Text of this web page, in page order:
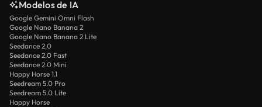
Modelos de IA
Google Gemini Omni Flash
Google Nano Banana 2
Google Nano Banana 2 Lite
Seedance 2.0
Seedance 2.0 Fast
Seedance 2.0 Mini
Happy Horse 1.1
Seedream 5.0 Pro
Seedream 5.0 Lite
Happy Horse